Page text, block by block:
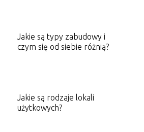
Jakie są typy zabudowy i
czym się od siebie różnią?
Jakie są rodzaje lokali
użytkowych?